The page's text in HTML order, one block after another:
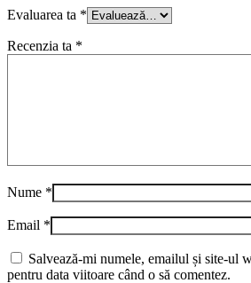
Evaluarea ta *
Recenzia ta *
Nume *
Email *
Salvează-mi numele, emailul și site-ul
pentru data viitoare când o să comentez.